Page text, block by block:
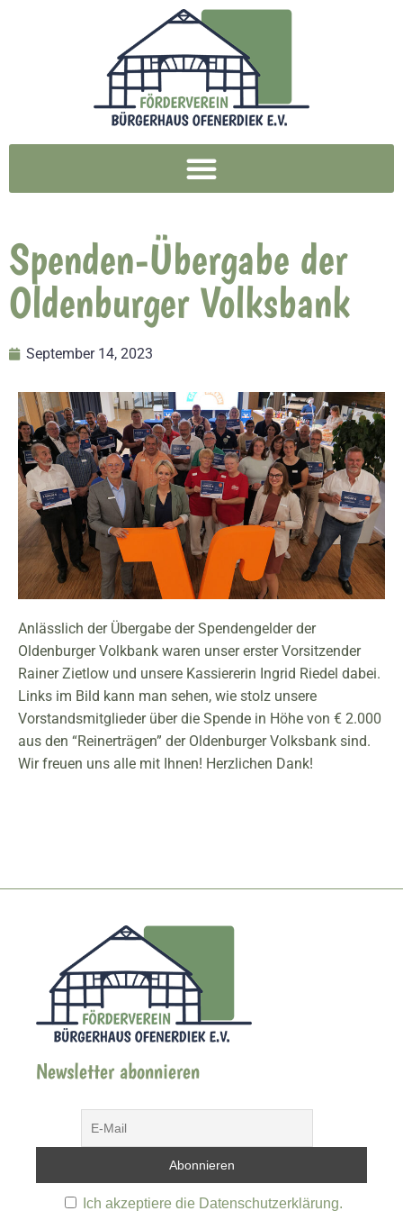
Spenden-Übergabe der
Oldenburger Volksbank
September 14, 2023
Anlässlich der Übergabe der Spendengelder der
Oldenburger Volkbank waren unser erster Vorsitzender
Rainer Zietlow und unsere Kassiererin Ingrid Riedel dabei.
Links im Bild kann man sehen, wie stolz unsere
Vorstandsmitglieder über die Spende in Höhe von € 2.000
aus den “Reinerträgen” der Oldenburger Volksbank sind.
Wir freuen uns alle mit Ihnen! Herzlichen Dank!
Newsletter abonnieren
Ich akzeptiere die Datenschutzerklärung.